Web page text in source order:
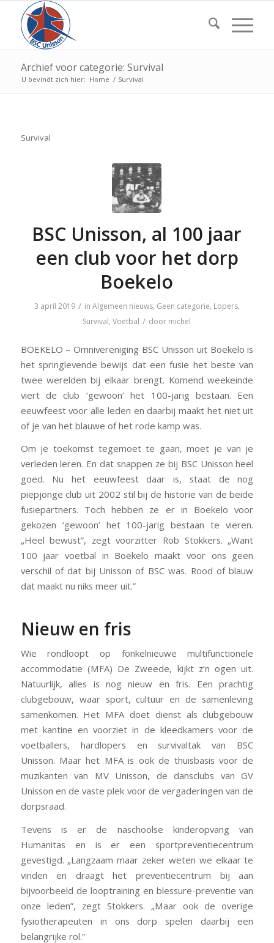
Archief voor categorie: Survival
U bevindt zich hier: Home / Survival
Survival
BSC Unisson, al 100 jaar
een club voor het dorp
Boekelo
3 april 2019 / in Algemeen nieuws, Geen categorie, Lopers,
Survival,Voetbal / door michel
BOEKELO – Omnivereniging BSC Unisson uit Boekelo is
het springlevende bewijs dat een fusie het beste van
twee werelden bij elkaar brengt. Komend weekeinde
viert de club ‘gewoon’ het 100-jarig bestaan. Een
eeuwfeest voor alle leden en daarbij maakt het niet uit
of je van het blauwe of het rode kamp was.
Om je toekomst tegemoet te gaan, moet je van je
verleden leren. En dat snappen ze bij BSC Unisson heel
goed. Nu het eeuwfeest daar is, staat de nog
piepjonge club uit 2002 stil bij de historie van de beide
fusiepartners. Toch hebben ze er in Boekelo voor
gekozen ‘gewoon’ het 100-jarig bestaan te vieren.
„Heel bewust”, zegt voorzitter Rob Stokkers. „Want
100 jaar voetbal in Boekelo maakt voor ons geen
verschil of dat bij Unisson of BSC was. Rood of blauw
dat maakt nu niks meer uit.”
Nieuw en fris
Wie rondloopt op fonkelnieuwe multifunctionele
accommodatie (MFA) De Zweede, kijkt z’n ogen uit.
Natuurlijk, alles is nog nieuw en fris. Een prachtig
clubgebouw, waar sport, cultuur en de samenleving
samenkomen. Het MFA doet dienst als clubgebouw
met kantine en voorziet in de kleedkamers voor de
voetballers, hardlopers en survivaltak van BSC
Unisson. Maar het MFA is ook de thuisbasis voor de
muzikanten van MV Unisson, de dansclubs van GV
Unisson en de vaste plek voor de vergaderingen van de
dorpsraad.
Tevens is er de naschoolse kinderopvang van
Humanitas en is er een sportpreventiecentrum
gevestigd. „Langzaam maar zeker weten we elkaar te
vinden en draagt het preventiecentrum bij aan
bijvoorbeeld de looptraining en blessure-preventie van
onze leden”, zegt Stokkers. „Maar ook de overige
fysiotherapeuten in ons dorp spelen daarbij een
belangrijke rol.”